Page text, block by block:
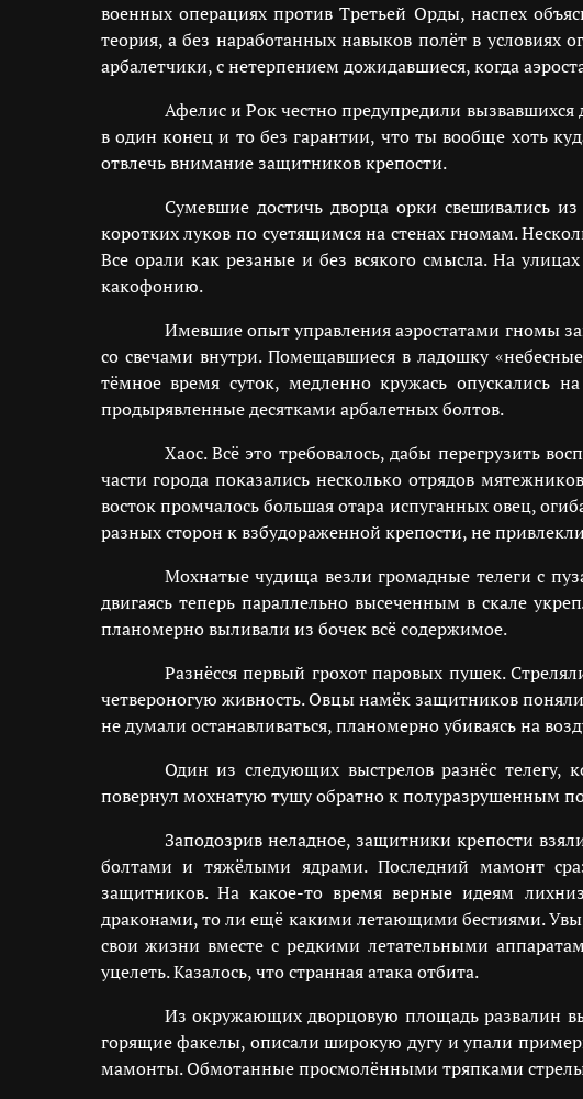
военных операциях против Третьей Орды, наспех
теория, а без наработанных навыков полёт в условиях
арбалетчики, с нетерпением дожидавшиеся, когда
Афелис и Рок честно предупредили вызвавшихся
в один конец и то без гарантии, что ты вообще хоть
отвлечь внимание защитников крепости.
Сумевшие достичь дворца орки свешивались
коротких луков по суетящимся на стенах гномам.
Все орали как резаные и без всякого смысла. На
какофонию.
Имевшие опыт управления аэростатами гномы
со свечами внутри. Помещавшиеся в ладошку
тёмное время суток, медленно кружась опускались
продырявленные десятками арбалетных болтов.
Хаос. Всё это требовалось, дабы перегрузить
части города показались несколько отрядов
восток промчалось большая отара испуганных овец,
разных сторон к взбудораженной крепости, не
Мохнатые чудища везли громадные телеги с
двигаясь теперь параллельно высеченным в скале
планомерно выливали из бочек всё содержимое.
Разнёсся первый грохот паровых пушек.
четвероногую живность. Овцы намёк защитников
не думали останавливаться, планомерно убиваясь на
Один из следующих выстрелов разнёс
повернул мохнатую тушу обратно к полуразрушенным
Заподозрив неладное, защитники крепости
болтами и тяжёлыми ядрами. Последний мамонт
защитников. На какое-то время верные идеям
драконами, то ли ещё какими летающими бестиями.
свои жизни вместе с редкими летательными
уцелеть. Казалось, что странная атака отбита.
Из окружающих дворцовую площадь развалин
горящие факелы, описали широкую дугу и упали
мамонты. Обмотанные просмолёнными тряпками